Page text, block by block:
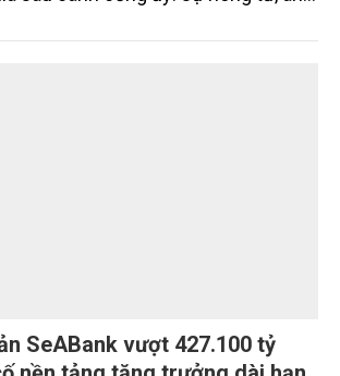
Giá trị thực sự được tạo nên bởi
sau cánh cổng ấy: sự riêng tư, an